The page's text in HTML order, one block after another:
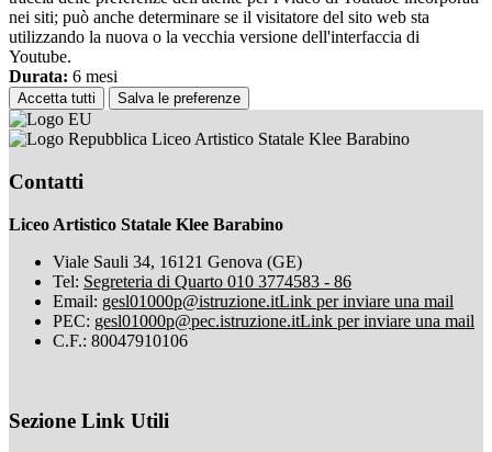
nei siti; può anche determinare se il visitatore del sito web sta
utilizzando la nuova o la vecchia versione dell'interfaccia di
Youtube.
Durata: 6 mesi
Accetta tutti Salva le preferenze
Liceo Artistico Statale Klee Barabino
Contatti
Liceo Artistico Statale Klee Barabino
Viale Sauli 34, 16121 Genova (GE)
Tel: Segreteria di Quarto 010 3774583 - 86
Email: gesl01000p@istruzione.itLink per inviare una mail
PEC: gesl01000p@pec.istruzione.itLink per inviare una mail
C.F.: 80047910106
Sezione Link Utili